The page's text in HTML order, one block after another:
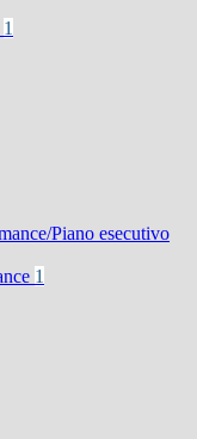
1
Piano esecutivo
1